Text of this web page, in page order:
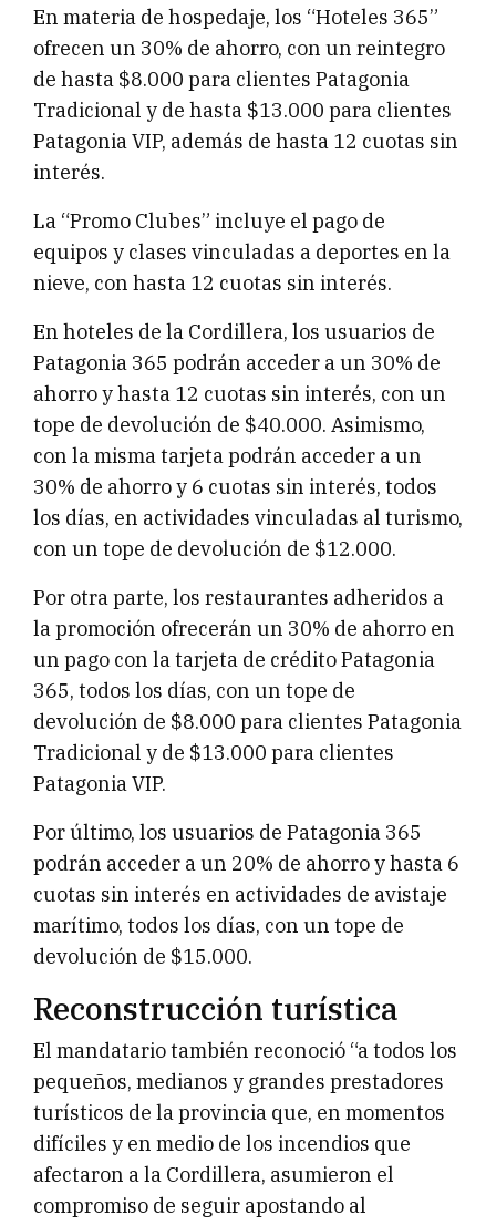
En materia de hospedaje, los “Hoteles 365”
ofrecen un 30% de ahorro, con un reintegro
de hasta $8.000 para clientes Patagonia
Tradicional y de hasta $13.000 para clientes
Patagonia VIP, además de hasta 12 cuotas sin
interés.
La “Promo Clubes” incluye el pago de
equipos y clases vinculadas a deportes en la
nieve, con hasta 12 cuotas sin interés.
En hoteles de la Cordillera, los usuarios de
Patagonia 365 podrán acceder a un 30% de
ahorro y hasta 12 cuotas sin interés, con un
tope de devolución de $40.000. Asimismo,
con la misma tarjeta podrán acceder a un
30% de ahorro y 6 cuotas sin interés, todos
los días, en actividades vinculadas al turismo,
con un tope de devolución de $12.000.
Por otra parte, los restaurantes adheridos a
la promoción ofrecerán un 30% de ahorro en
un pago con la tarjeta de crédito Patagonia
365, todos los días, con un tope de
devolución de $8.000 para clientes Patagonia
Tradicional y de $13.000 para clientes
Patagonia VIP.
Por último, los usuarios de Patagonia 365
podrán acceder a un 20% de ahorro y hasta 6
cuotas sin interés en actividades de avistaje
marítimo, todos los días, con un tope de
devolución de $15.000.
Reconstrucción turística
El mandatario también reconoció “a todos los
pequeños, medianos y grandes prestadores
turísticos de la provincia que, en momentos
difíciles y en medio de los incendios que
afectaron a la Cordillera, asumieron el
compromiso de seguir apostando al